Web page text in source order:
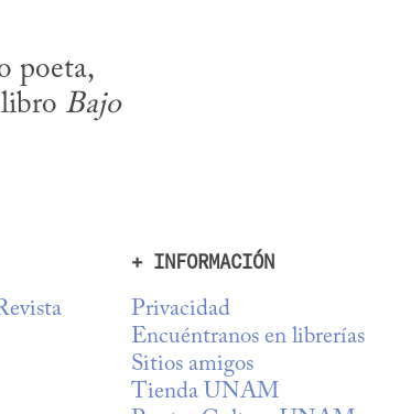
poeta,
Bajo
+ INFORMACIÓN
Privacidad
Encuéntranos en librerías
Sitios amigos
Tienda UNAM